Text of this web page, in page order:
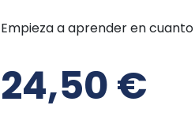
Empieza a aprender en
24,50€